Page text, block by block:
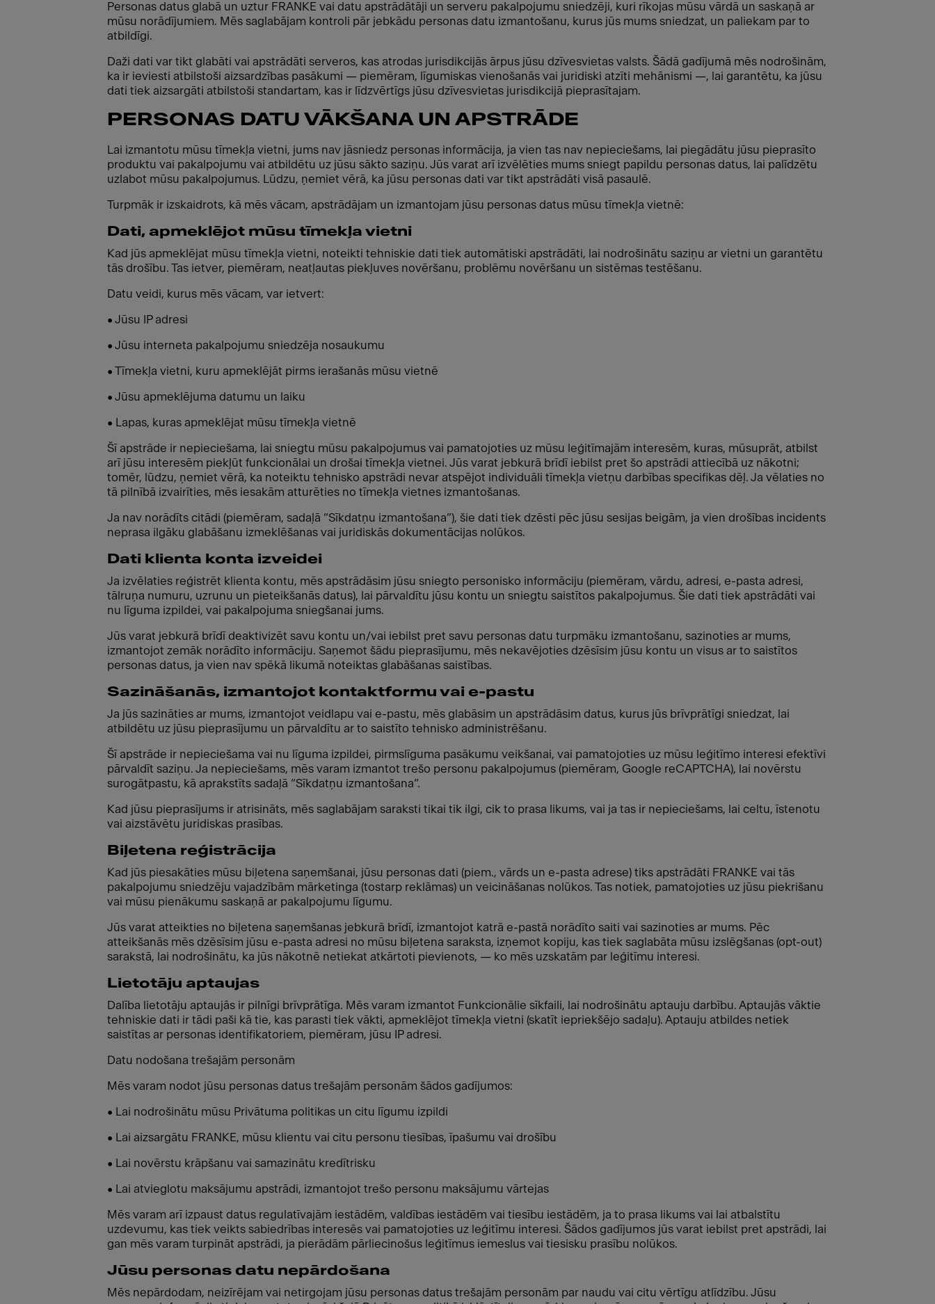
Personas datus glabā un uztur FRANKE vai datu apstrādātāji un serveru pakalpojumu sniedzēji, kuri rīkojas mūsu vārdā un saskaņā ar
mūsu norādījumiem. Mēs saglabājam kontroli pār jebkādu personas datu izmantošanu, kurus jūs mums sniedzat, un paliekam par to
atbildīgi.
Daži dati var tikt glabāti vai apstrādāti serveros, kas atrodas jurisdikcijās ārpus jūsu dzīvesvietas valsts. Šādā gadījumā mēs nodrošinām,
ka ir ieviesti atbilstoši aizsardzības pasākumi — piemēram, līgumiskas vienošanās vai juridiski atzīti mehānismi —, lai garantētu, ka jūsu
dati tiek aizsargāti atbilstoši standartam, kas ir līdzvērtīgs jūsu dzīvesvietas jurisdikcijā pieprasītajam.
PERSONAS DATU VĀKŠANA UN APSTRĀDE
Lai izmantotu mūsu tīmekļa vietni, jums nav jāsniedz personas informācija, ja vien tas nav nepieciešams, lai piegādātu jūsu pieprasīto
produktu vai pakalpojumu vai atbildētu uz jūsu sākto saziņu. Jūs varat arī izvēlēties mums sniegt papildu personas datus, lai palīdzētu
uzlabot mūsu pakalpojumus. Lūdzu, ņemiet vērā, ka jūsu personas dati var tikt apstrādāti visā pasaulē.
Turpmāk ir izskaidrots, kā mēs vācam, apstrādājam un izmantojam jūsu personas datus mūsu tīmekļa vietnē:
Dati, apmeklējot mūsu tīmekļa vietni
Kad jūs apmeklējat mūsu tīmekļa vietni, noteikti tehniskie dati tiek automātiski apstrādāti, lai nodrošinātu saziņu ar vietni un garantētu
tās drošību. Tas ietver, piemēram, neatļautas piekļuves novēršanu, problēmu novēršanu un sistēmas testēšanu.
Datu veidi, kurus mēs vācam, var ietvert:
• Jūsu IP adresi
• Jūsu interneta pakalpojumu sniedzēja nosaukumu
• Tīmekļa vietni, kuru apmeklējāt pirms ierašanās mūsu vietnē
• Jūsu apmeklējuma datumu un laiku
• Lapas, kuras apmeklējat mūsu tīmekļa vietnē
Šī apstrāde ir nepieciešama, lai sniegtu mūsu pakalpojumus vai pamatojoties uz mūsu leģitīmajām interesēm, kuras, mūsuprāt, atbilst
arī jūsu interesēm piekļūt funkcionālai un drošai tīmekļa vietnei. Jūs varat jebkurā brīdī iebilst pret šo apstrādi attiecībā uz nākotni;
tomēr, lūdzu, ņemiet vērā, ka noteiktu tehnisko apstrādi nevar atspējot individuāli tīmekļa vietņu darbības specifikas dēļ. Ja vēlaties no
tā pilnībā izvairīties, mēs iesakām atturēties no tīmekļa vietnes izmantošanas.
Ja nav norādīts citādi (piemēram, sadaļā “Sīkdatņu izmantošana”), šie dati tiek dzēsti pēc jūsu sesijas beigām, ja vien drošības incidents
neprasa ilgāku glabāšanu izmeklēšanas vai juridiskās dokumentācijas nolūkos.
Dati klienta konta izveidei
Ja izvēlaties reģistrēt klienta kontu, mēs apstrādāsim jūsu sniegto personisko informāciju (piemēram, vārdu, adresi, e-pasta adresi,
tālruņa numuru, uzrunu un pieteikšanās datus), lai pārvaldītu jūsu kontu un sniegtu saistītos pakalpojumus. Šie dati tiek apstrādāti vai
nu līguma izpildei, vai pakalpojuma sniegšanai jums.
Jūs varat jebkurā brīdī deaktivizēt savu kontu un/vai iebilst pret savu personas datu turpmāku izmantošanu, sazinoties ar mums,
izmantojot zemāk norādīto informāciju. Saņemot šādu pieprasījumu, mēs nekavējoties dzēsīsim jūsu kontu un visus ar to saistītos
personas datus, ja vien nav spēkā likumā noteiktas glabāšanas saistības.
Sazināšanās, izmantojot kontaktformu vai e-pastu
Ja jūs sazināties ar mums, izmantojot veidlapu vai e-pastu, mēs glabāsim un apstrādāsim datus, kurus jūs brīvprātīgi sniedzat, lai
atbildētu uz jūsu pieprasījumu un pārvaldītu ar to saistīto tehnisko administrēšanu.
Šī apstrāde ir nepieciešama vai nu līguma izpildei, pirmslīguma pasākumu veikšanai, vai pamatojoties uz mūsu leģitīmo interesi efektīvi
pārvaldīt saziņu. Ja nepieciešams, mēs varam izmantot trešo personu pakalpojumus (piemēram, Google reCAPTCHA), lai novērstu
surogātpastu, kā aprakstīts sadaļā “Sīkdatņu izmantošana”.
Kad jūsu pieprasījums ir atrisināts, mēs saglabājam saraksti tikai tik ilgi, cik to prasa likums, vai ja tas ir nepieciešams, lai celtu, īstenotu
vai aizstāvētu juridiskas prasības.
Biļetena reģistrācija
Kad jūs piesakāties mūsu biļetena saņemšanai, jūsu personas dati (piem., vārds un e-pasta adrese) tiks apstrādāti FRANKE vai tās
pakalpojumu sniedzēju vajadzībām mārketinga (tostarp reklāmas) un veicināšanas nolūkos. Tas notiek, pamatojoties uz jūsu piekrišanu
vai mūsu pienākumu saskaņā ar pakalpojumu līgumu.
Jūs varat atteikties no biļetena saņemšanas jebkurā brīdī, izmantojot katrā e-pastā norādīto saiti vai sazinoties ar mums. Pēc
atteikšanās mēs dzēsīsim jūsu e-pasta adresi no mūsu biļetena saraksta, izņemot kopiju, kas tiek saglabāta mūsu izslēgšanas (opt-out)
sarakstā, lai nodrošinātu, ka jūs nākotnē netiekat atkārtoti pievienots, — ko mēs uzskatām par leģitīmu interesi.
Lietotāju aptaujas
Dalība lietotāju aptaujās ir pilnīgi brīvprātīga. Mēs varam izmantot Funkcionālie sīkfaili, lai nodrošinātu aptauju darbību. Aptaujās vāktie
tehniskie dati ir tādi paši kā tie, kas parasti tiek vākti, apmeklējot tīmekļa vietni (skatīt iepriekšējo sadaļu). Aptauju atbildes netiek
saistītas ar personas identifikatoriem, piemēram, jūsu IP adresi.
Datu nodošana trešajām personām
Mēs varam nodot jūsu personas datus trešajām personām šādos gadījumos:
• Lai nodrošinātu mūsu Privātuma politikas un citu līgumu izpildi
• Lai aizsargātu FRANKE, mūsu klientu vai citu personu tiesības, īpašumu vai drošību
• Lai novērstu krāpšanu vai samazinātu kredītrisku
• Lai atvieglotu maksājumu apstrādi, izmantojot trešo personu maksājumu vārtejas
Mēs varam arī izpaust datus regulatīvajām iestādēm, valdības iestādēm vai tiesību iestādēm, ja to prasa likums vai lai atbalstītu
uzdevumu, kas tiek veikts sabiedrības interesēs vai pamatojoties uz leģitīmu interesi. Šādos gadījumos jūs varat iebilst pret apstrādi, lai
gan mēs varam turpināt apstrādi, ja pierādām pārliecinošus leģitīmus iemeslus vai tiesisku prasību nolūkos.
Jūsu personas datu nepārdošana
Mēs nepārdodam, neizīrējam vai netirgojam jūsu personas datus trešajām personām par naudu vai citu vērtīgu atlīdzību. Jūsu